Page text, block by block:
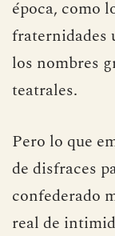
época, como
fraternidades
los nombres
teatrales.
Pero lo que
de disfraces
confederado
real de